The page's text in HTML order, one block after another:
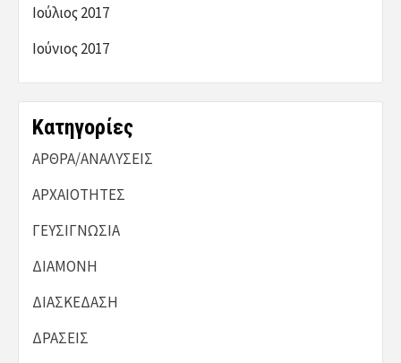
Ιούλιος 2017
Ιούνιος 2017
Kατηγορίες
ΑΡΘΡΑ/ΑΝΑΛΥΣΕΙΣ
ΑΡΧΑΙΟΤΗΤΕΣ
ΓΕΥΣΙΓΝΩΣΙΑ
ΔΙΑΜΟΝΗ
ΔΙΑΣΚΕΔΑΣΗ
ΔΡΑΣΕΙΣ